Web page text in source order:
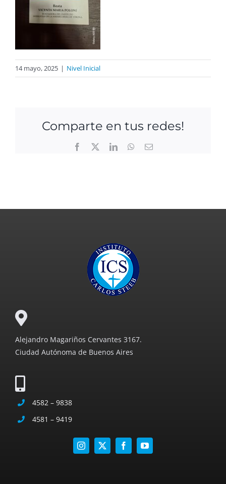
14 mayo, 2025 | Nivel Inicial
Comparte en tus redes!
Facebook LinkedInWhatsApp
Email
Alejandro Magariños Cervantes 3167.
Ciudad Autónoma de Buenos Aires
4582 – 9838
4581 – 9419